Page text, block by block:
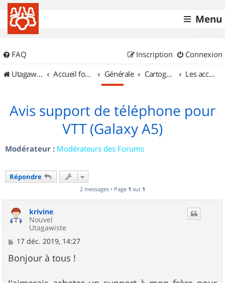
Menu
FAQ Connexion
Inscription
UtagawaVTT (Randos VTT et VTTAE avec traces GPS)
Accueil forum Générale Cartographie et GPS Les accessoires
Avis support de téléphone pour
VTT (Galaxy A5)
Modérateur : Modérateurs des Forums
Répondre
2 messages • Page 1 sur 1
krivine
Nouvel
Utagawiste
M
s
s
g
17 déc. 2019, 14:27
Bonjour à tous !